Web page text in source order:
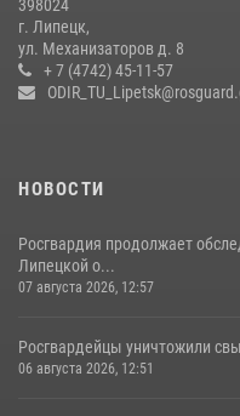
Липецке
17 июля 2026, 12:26 5
398024
г. Липецк,
ул. Механизаторов д. 8
+ 7 (4742) 45-11-57
НОВОСТИ
Росгвардия продолжает
Липецкой о...
07 августа 2026, 12:57
Росгвардейцы уничтожили
06 августа 2026, 12:51